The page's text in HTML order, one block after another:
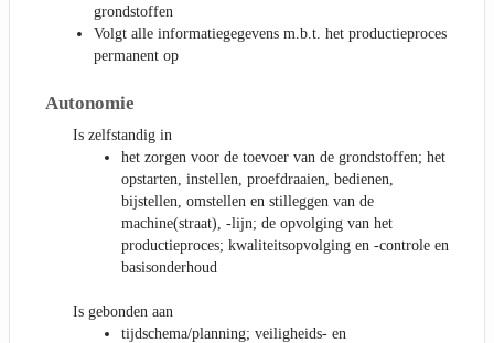
grondstoffen
Volgt alle informatiegegevens m.b.t. het productieproces
permanent op
Autonomie
Is zelfstandig in
het zorgen voor de toevoer van de grondstoffen; het
opstarten, instellen, proefdraaien, bedienen,
bijstellen, omstellen en stilleggen van de
machine(straat), -lijn; de opvolging van het
productieproces; kwaliteitsopvolging en -controle en
basisonderhoud
Is gebonden aan
tijdschema/planning; veiligheids- en